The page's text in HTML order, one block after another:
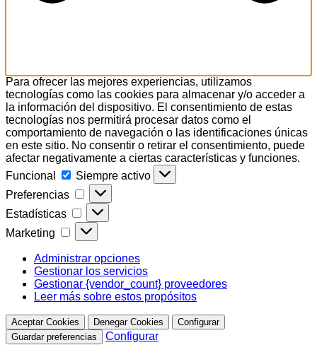
Para ofrecer las mejores experiencias, utilizamos
tecnologías como las cookies para almacenar y/o acceder a
la información del dispositivo. El consentimiento de estas
tecnologías nos permitirá procesar datos como el
comportamiento de navegación o las identificaciones únicas
en este sitio. No consentir o retirar el consentimiento, puede
afectar negativamente a ciertas características y funciones.
Funcional
Funcional
Siempre activo
Preferencias
Preferencias
Estadísticas Estadísticas
Marketing Marketing
Administrar opciones
Gestionar los servicios
Gestionar {vendor_count} proveedores
Leer más sobre estos propósitos
Aceptar Cookies Denegar Cookies
Configurar
Guardar preferencias
Configurar